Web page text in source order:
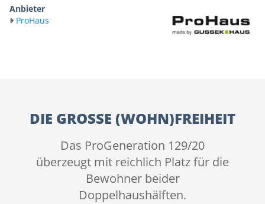
Anbieter
ProHaus
DIE GROSSE (WOHN)FREIHEIT
Das ProGeneration 129/20
überzeugt mit reichlich Platz für die
Bewohner beider
Doppelhaushälften.